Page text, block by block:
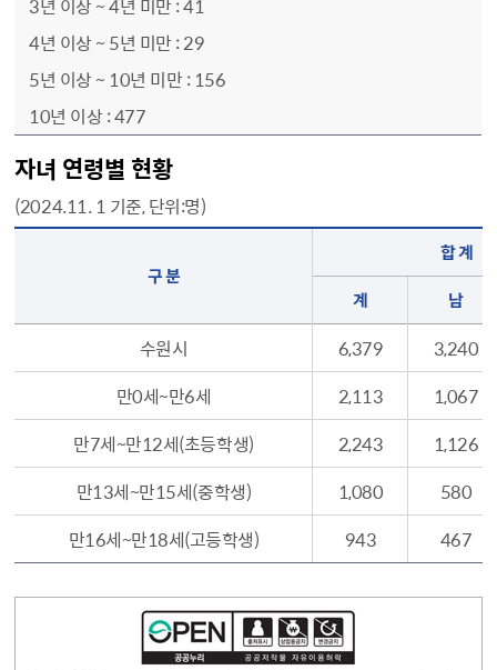
41
29
156
477
자녀 연령별 현황
(2024.11. 1 기준, 단위:명)
구 분
합 계
계
남
수원시 6,379
3,240
만0세~만6세
2,113
1,067
만7세~만12세(초등학생)
2,243
1,126
만13세~만15세(중학생)
1,080
580
만16세~만18세(고등학생)
943 467